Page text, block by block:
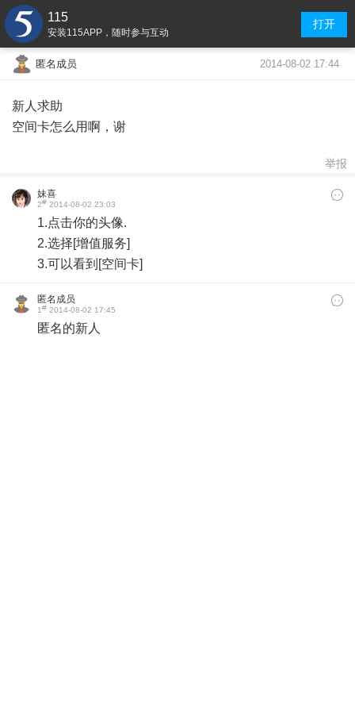
115
安装115APP，随时参与互动
打开
匿名成员 2014-08-02 17:44
新人求助
空间卡怎么用啊，谢
举报
妹喜
2# 2014-08-02 23:03
1.点击你的头像.
2.选择[增值服务]
3.可以看到[空间卡]
匿名成员
1# 2014-08-02 17:45
匿名的新人